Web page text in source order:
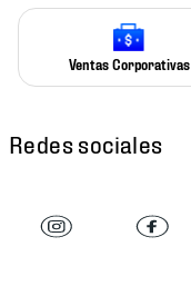
Ventas Corporativas
Redes sociales